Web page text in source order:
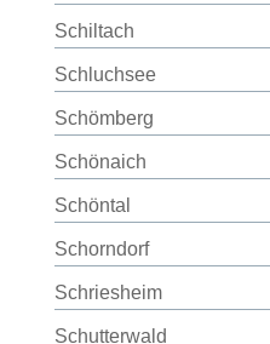
Schiltach
Schluchsee
Schömberg
Schönaich
Schöntal
Schorndorf
Schriesheim
Schutterwald